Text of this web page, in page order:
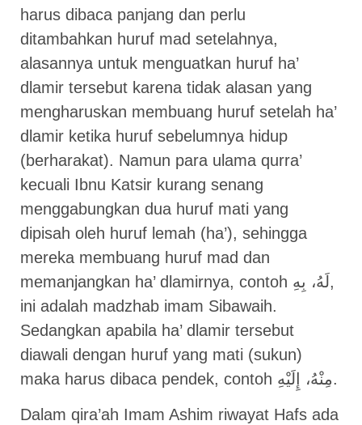
harus dibaca panjang dan perlu
ditambahkan huruf mad setelahnya,
alasannya untuk menguatkan huruf ha’
dlamir tersebut karena tidak alasan yang
mengharuskan membuang huruf setelah ha’
dlamir ketika huruf sebelumnya hidup
(berharakat). Namun para ulama qurra’
kecuali Ibnu Katsir kurang senang
menggabungkan dua huruf mati yang
dipisah oleh huruf lemah (ha’), sehingga
mereka membuang huruf mad dan
memanjangkan ha’ dlamirnya, contoh لَهُ، بِهِ,
ini adalah madzhab imam Sibawaih.
Sedangkan apabila ha’ dlamir tersebut
diawali dengan huruf yang mati (sukun)
maka harus dibaca pendek, contoh مِنْهُ، إِلَيْهِ.
Dalam qira’ah Imam Ashim riwayat Hafs ada